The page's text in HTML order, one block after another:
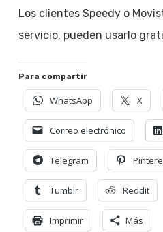
Los clientes Speedy o
servicio, pueden usarlo
Para compartir
WhatsApp X
Correo electrónico
Telegram
Tumblr Reddit
Imprimir Más